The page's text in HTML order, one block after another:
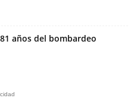
años del bombardeo